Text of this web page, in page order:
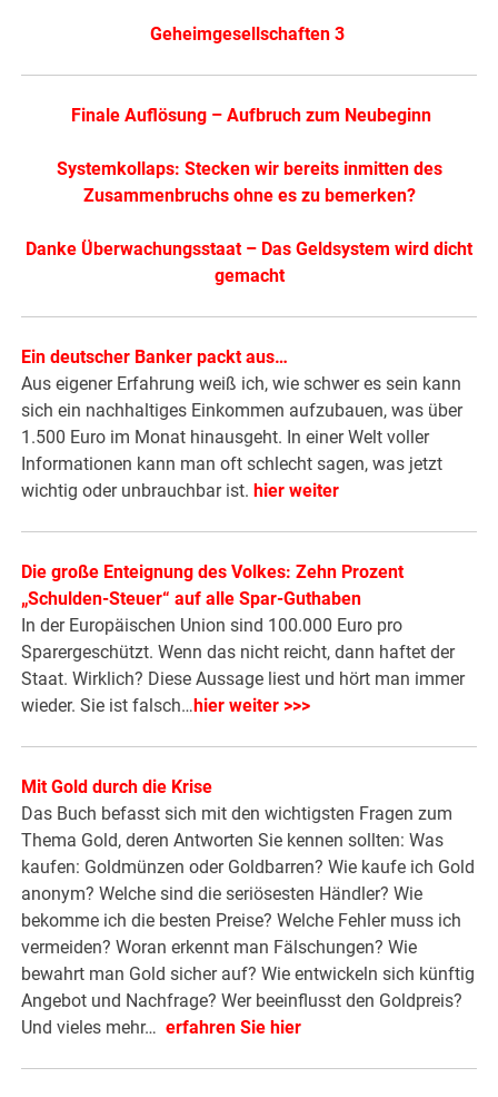
Geheimgesellschaften 3
Finale Auflösung – Aufbruch zum Neubeginn
Systemkollaps: Stecken wir bereits inmitten des
Zusammenbruchs ohne es zu bemerken?
Danke Überwachungsstaat – Das Geldsystem wird dicht
gemacht
Ein deutscher Banker packt aus…
Aus eigener Erfahrung weiß ich, wie schwer es sein kann
sich ein nachhaltiges Einkommen aufzubauen, was über
1.500 Euro im Monat hinausgeht. In einer Welt voller
Informationen kann man oft schlecht sagen, was jetzt
wichtig oder unbrauchbar ist. hier weiter
Die große Enteignung des Volkes: Zehn Prozent
„Schulden-Steuer“ auf alle Spar-Guthaben
In der Europäischen Union sind 100.000 Euro pro
Sparergeschützt. Wenn das nicht reicht, dann haftet der
Staat. Wirklich? Diese Aussage liest und hört man immer
wieder. Sie ist falsch… hier weiter >>>
Mit Gold durch die Krise
Das Buch befasst sich mit den wichtigsten Fragen zum
Thema Gold, deren Antworten Sie kennen sollten: Was
kaufen: Goldmünzen oder Goldbarren? Wie kaufe ich Gold
anonym? Welche sind die seriösesten Händler? Wie
bekomme ich die besten Preise? Welche Fehler muss ich
vermeiden? Woran erkennt man Fälschungen? Wie
bewahrt man Gold sicher auf? Wie entwickeln sich künftig
Angebot und Nachfrage? Wer beeinflusst den Goldpreis?
Und vieles mehr…erfahren Sie hier